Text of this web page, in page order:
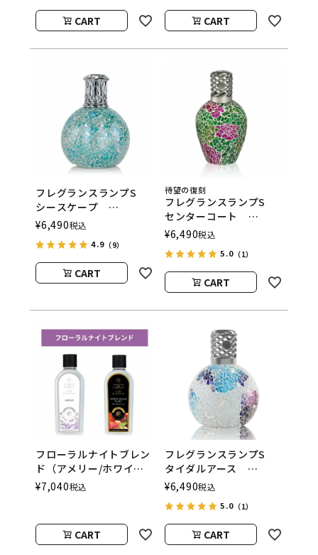
CART CART
フレグランスランプS
シースケープ
ASHLEIGH&BURWOOD
（アシュレイアンドバー
ウッド）
¥6,490税込
4.9 （9）
CART
待望の復刻
フレグランスランプS
センターコート
ASHLEIGH&BURWOOD
（アシュレイアンドバー
ウッド）
¥6,490税込
5.0（1）
CART
フローラルナイトブレン
ド（アメリー/ホワイト
ピーチ＆リリー） フレ
グランスランプ用オイル
¥7,040税込
CART
フレグランスランプS
タイダルアース
ASHLEIGH&BURWOOD
（アシュレイアンドバー
ウッド）
¥6,490税込
5.0（1）
CART